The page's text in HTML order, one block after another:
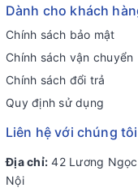
Dành cho khách
Chính sách bảo mật
Chính sách vận chuyển
Chính sách đổi trả
Quy định sử dụng
Liên hệ với chúng tôi
Địa chỉ: 42 Lương
Nội